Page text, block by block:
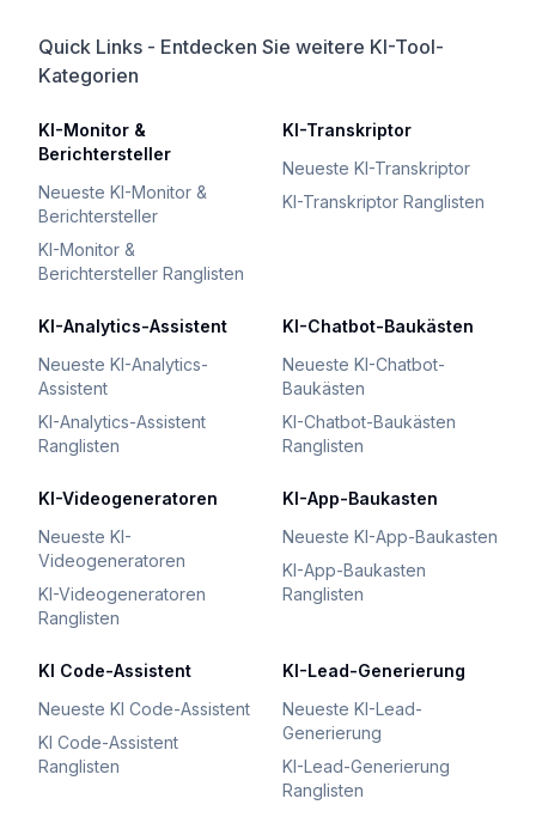
Quick Links - Entdecken Sie weitere KI-Tool-
Kategorien
KI-Monitor &
Berichtersteller
Neueste KI-Monitor &
Berichtersteller
KI-Monitor &
Berichtersteller Ranglisten
KI-Transkriptor
Neueste KI-Transkriptor
KI-Transkriptor Ranglisten
KI-Analytics-Assistent
Neueste KI-Analytics-
Assistent
KI-Analytics-Assistent
Ranglisten
KI-Chatbot-Baukästen
Neueste KI-Chatbot-
Baukästen
KI-Chatbot-Baukästen
Ranglisten
KI-Videogeneratoren
Neueste KI-
Videogeneratoren
KI-Videogeneratoren
Ranglisten
KI-App-Baukasten
Neueste KI-App-Baukasten
KI-App-Baukasten
Ranglisten
KI Code-Assistent
Neueste KI Code-Assistent
KI Code-Assistent
Ranglisten
KI-Lead-Generierung
Neueste KI-Lead-
Generierung
KI-Lead-Generierung
Ranglisten